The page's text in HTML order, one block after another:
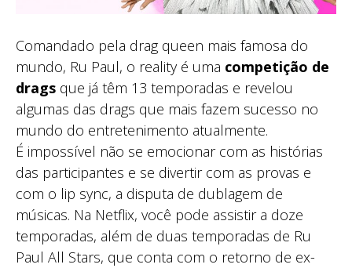
Comandado pela drag queen mais famosa do
mundo, Ru Paul, o reality é uma competição de
drags que já têm 13 temporadas e revelou
algumas das drags que mais fazem sucesso no
mundo do entretenimento atualmente.
É impossível não se emocionar com as histórias
das participantes e se divertir com as provas e
com o lip sync, a disputa de dublagem de
músicas. Na Netflix, você pode assistir a doze
temporadas, além de duas temporadas de Ru
Paul All Stars, que conta com o retorno de ex-